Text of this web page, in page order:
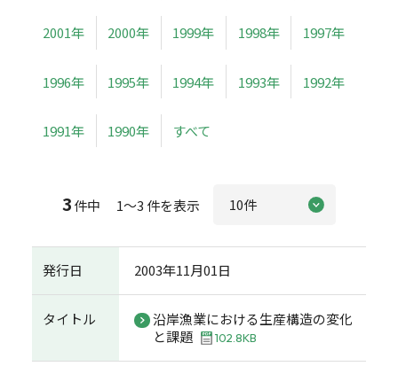
2001年 2000年 1999年 1998年 1997年
1996年 1995年 1994年 1993年 1992年
1991年 1990年 すべて
3件中 1～3 件を表示
発行日 2003年11月01日
タイトル
沿岸漁業における生産構造の変化
と課題
102.8KB